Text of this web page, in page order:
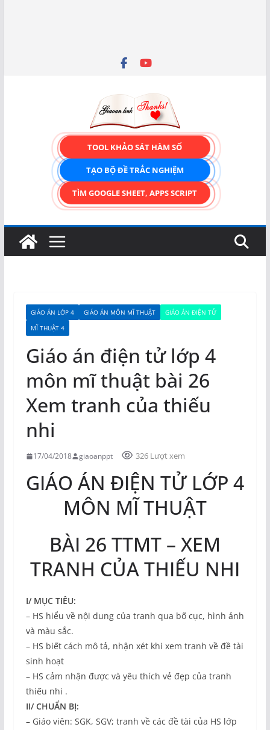
TOOL KHẢO SÁT HÀM SỐ
TẠO BỘ ĐỀ TRẮC NGHIỆM
TÌM GOOGLE SHEET, APPS SCRIPT
GIÁO ÁN LỚP 4 GIÁO ÁN MÔN MĨ THUẬT
GIÁO ÁN ĐIỆN TỬ
MĨ THUẬT 4
Giáo án điện tử lớp 4
môn mĩ thuật bài 26
Xem tranh của thiếu
nhi
17/04/2018 giaoanppt 326 Lượt xem
GIÁO ÁN ĐIỆN TỬ LỚP 4
MÔN MĨ THUẬT
BÀI 26 TTMT – XEM
TRANH CỦA THIẾU NHI
I/ MỤC TIÊU:
– HS hiểu về nội dung của tranh qua bố cục, hình ảnh
và màu sắc.
– HS biết cách mô tả, nhận xét khi xem tranh về đề tài
sinh hoạt
– HS cảm nhận được và yêu thích vẻ đẹp của tranh
thiếu nhi .
II/ CHUẨN BỊ:
– Giáo viên: SGK, SGV; tranh về các đề tài của HS lớp